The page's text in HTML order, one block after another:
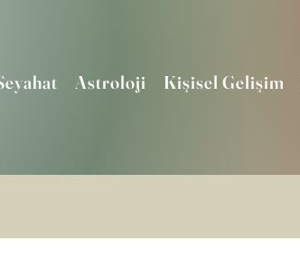
Astroloji Kişisel Gelişim